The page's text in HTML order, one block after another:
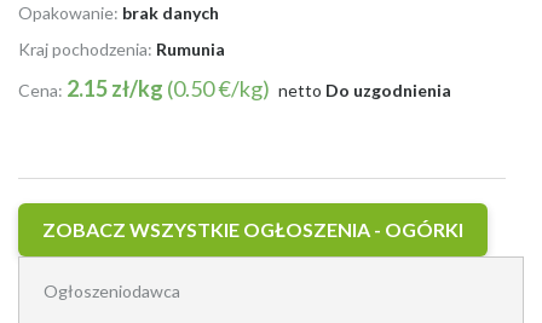
Opakowanie: brak danych
Kraj pochodzenia: Rumunia
Cena: 2.15 zł/kg (0.50 €/kg) netto Do uzgodnienia
ZOBACZ WSZYSTKIE OGŁOSZENIA - OGÓRKI
Ogłoszeniodawca